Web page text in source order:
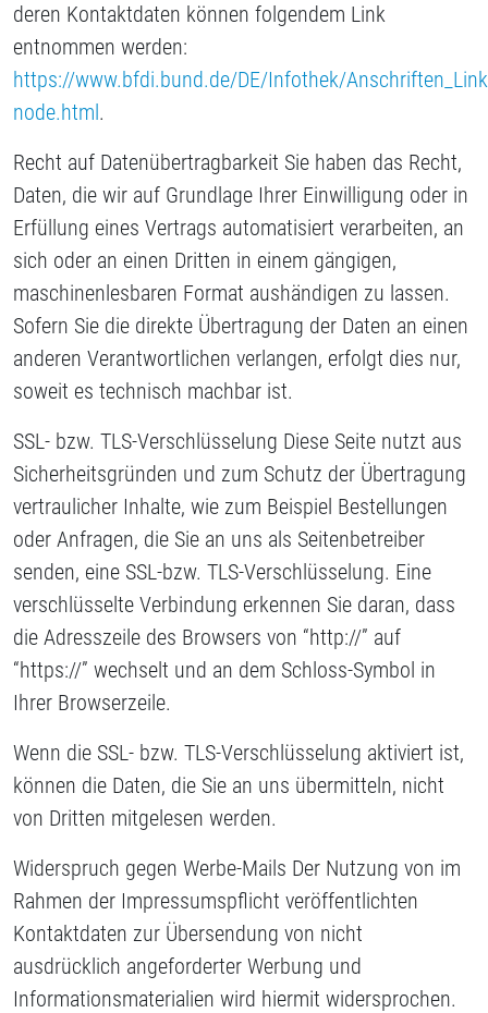
deren Kontaktdaten können folgendem Link
entnommen werden:
https://www.bfdi.bund.de/DE/Infothek/
node.html.
Recht auf Datenübertragbarkeit Sie haben das Recht,
Daten, die wir auf Grundlage Ihrer Einwilligung oder in
Erfüllung eines Vertrags automatisiert verarbeiten, an
sich oder an einen Dritten in einem gängigen,
maschinenlesbaren Format aushändigen zu lassen.
Sofern Sie die direkte Übertragung der Daten an einen
anderen Verantwortlichen verlangen, erfolgt dies nur,
soweit es technisch machbar ist.
SSL- bzw. TLS-Verschlüsselung Diese Seite nutzt aus
Sicherheitsgründen und zum Schutz der Übertragung
vertraulicher Inhalte, wie zum Beispiel Bestellungen
oder Anfragen, die Sie an uns als Seitenbetreiber
senden, eine SSL-bzw. TLS-Verschlüsselung. Eine
verschlüsselte Verbindung erkennen Sie daran, dass
die Adresszeile des Browsers von “http://” auf
“https://” wechselt und an dem Schloss-Symbol in
Ihrer Browserzeile.
Wenn die SSL- bzw. TLS-Verschlüsselung aktiviert ist,
können die Daten, die Sie an uns übermitteln, nicht
von Dritten mitgelesen werden.
Widerspruch gegen Werbe-Mails Der Nutzung von im
Rahmen der Impressumspflicht veröffentlichten
Kontaktdaten zur Übersendung von nicht
ausdrücklich angeforderter Werbung und
Informationsmaterialien wird hiermit widersprochen.